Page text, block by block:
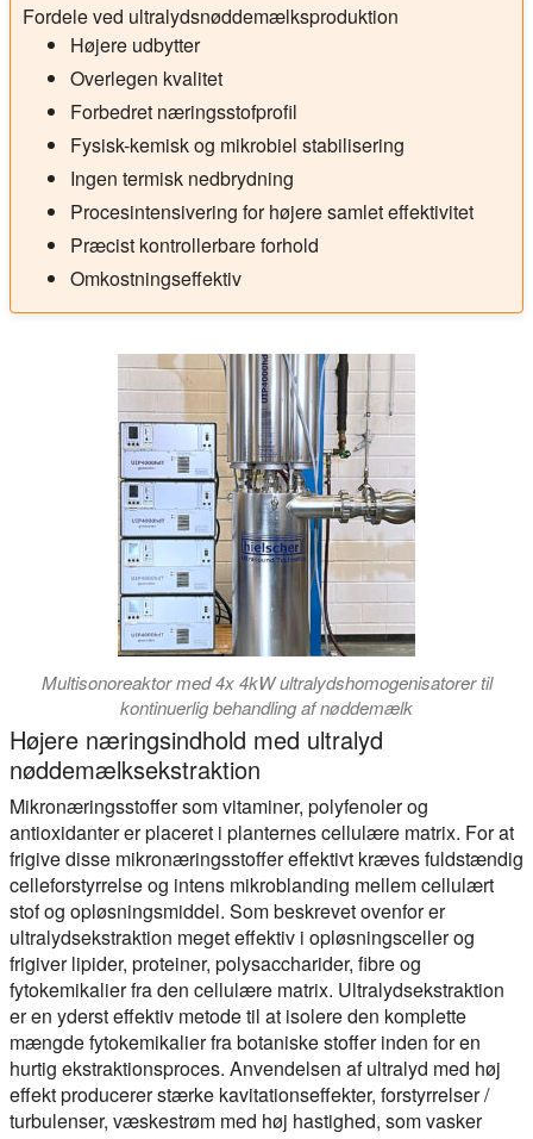
Fordele ved ultralydsnøddemælksproduktion
Højere udbytter
Overlegen kvalitet
Forbedret næringsstofprofil
Fysisk-kemisk og mikrobiel stabilisering
Ingen termisk nedbrydning
Procesintensivering for højere samlet effektivitet
Præcist kontrollerbare forhold
Omkostningseffektiv
Multisonoreaktor med 4x 4kW ultralydshomogenisatorer til
kontinuerlig behandling af nøddemælk
Højere næringsindhold med ultralyd
nøddemælksekstraktion
Mikronæringsstoffer som vitaminer, polyfenoler og
antioxidanter er placeret i planternes cellulære matrix. For at
frigive disse mikronæringsstoffer effektivt kræves fuldstændig
celleforstyrrelse og intens mikroblanding mellem cellulært
stof og opløsningsmiddel. Som beskrevet ovenfor er
ultralydsekstraktion meget effektiv i opløsningsceller og
frigiver lipider, proteiner, polysaccharider, fibre og
fytokemikalier fra den cellulære matrix. Ultralydsekstraktion
er en yderst effektiv metode til at isolere den komplette
mængde fytokemikalier fra botaniske stoffer inden for en
hurtig ekstraktionsproces. Anvendelsen af ultralyd med høj
effekt producerer stærke kavitationseffekter, forstyrrelser /
turbulenser, væskestrøm med høj hastighed, som vasker